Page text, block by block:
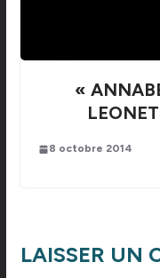
«
8 octobre 2014
LAISSER UN